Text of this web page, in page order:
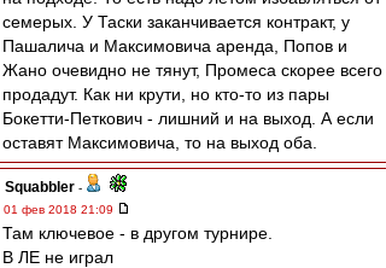
семерых. У Таски заканчивается контракт, у
Пашалича и Максимовича аренда, Попов и
Жано очевидно не тянут, Промеса скорее всего
продадут. Как ни крути, но кто-то из пары
Бокетти-Петкович - лишний и на выход. А если
оставят Максимовича, то на выход оба.
Squabbler -
01 фев 2018 21:09
Там ключевое - в другом турнире.
В ЛЕ не играл